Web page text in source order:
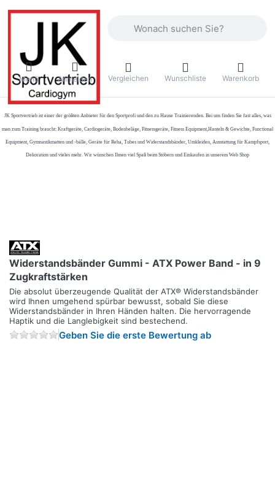
Menü Anmelden Vergleichen Wunschliste Warenkorb
JK Sportvertrieb ist einer der größten Anbieter für den Sportprofi und den zu Hause Trainierenden. Bei uns finden Sie fast alles, was
man zum Training braucht: Kraftgeräte, Cardiogeräte, Bodenbeläge, Fitnessgeräte, Fitness Equipment,Hanteln & Gewichte, Functional
Equipment, Gymnastikmatten und -bälle, Geräte für Reha, Tubes und Widerstandsbänder, Umkleiden, Ausstattung für Kampfsport,
Dekoration und vieles mehr. Wir wünschen Ihnen viel Spaß beim Stöbern und Einkaufen in unserem Web Shop
Widerstandsbänder Gummi - ATX Power Band - in 9
Zugkraftstärken
Die absolut überzeugende Qualität der ATX® Widerstandsbänder
wird Ihnen umgehend spürbar bewusst, sobald Sie diese
Widerstandsbänder in Ihren Händen halten. Die hervorragende
Haptik und die Langlebigkeit sind bestechend.
Geben Sie die erste Bewertung ab